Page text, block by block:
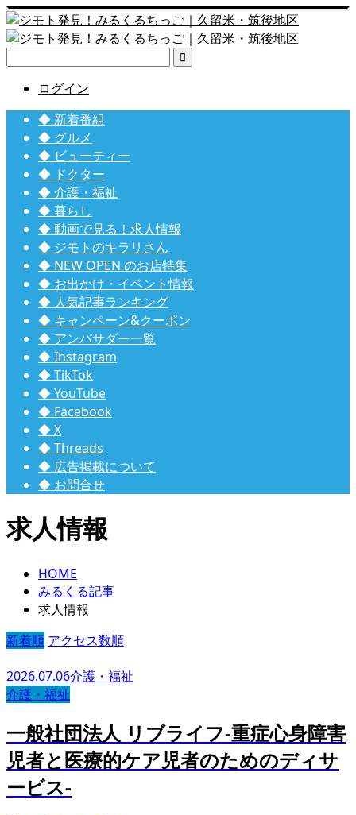

ログイン
◆ 新着番組
◆ グルメ
◆ ビューティー
◆ ドクター
◆ 介護・福祉
◆ 暮らし
◆ 動画で見る！求人情報
◆ ジモトのキラリさん
◆ NEW OPEN のお店特集
◆ お出かけ・イベント情報
◆ 人気記事ランキング
◆ キャンペーン&クーポン
◆ アンバサダー一覧
◆ Instagram
◆ TikTok
◆ YouTube
◆ Facebook
◆ X
◆ Threads
◆ 広告掲載について
◆ お問合せ
求人情報
HOME
みるくる記事
求人情報
新着順 アクセス数順
2026.07.06介護・福祉
介護・福祉
一般社団法人 リブライフ-重症心身障害
児者と医療的ケア児者のためのディサ
ービス-